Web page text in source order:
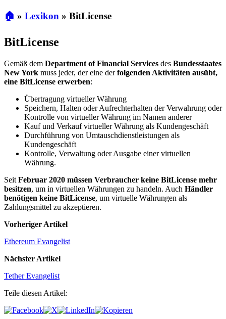
🏠 » Lexikon » BitLicense
BitLicense
Gemäß dem Department of Financial Services des Bundesstaates
New York muss jeder, der eine derfolgenden Aktivitäten ausübt,
eine BitLicense erwerben:
Übertragung virtueller Währung
Speichern, Halten oder Aufrechterhalten der Verwahrung oder
Kontrolle von virtueller Währung im Namen anderer
Kauf und Verkauf virtueller Währung als Kundengeschäft
Durchführung von Umtauschdienstleistungen als
Kundengeschäft
Kontrolle, Verwaltung oder Ausgabe einer virtuellen
Währung.
Seit Februar 2020 müssen Verbraucher keine BitLicense mehr
besitzen, um in virtuellen Währungen zu handeln. Auch Händler
benötigen keine BitLicense, um virtuelle Währungen als
Zahlungsmittel zu akzeptieren.
Vorheriger Artikel
Ethereum Evangelist
Nächster Artikel
Tether Evangelist
Teile diesen Artikel: